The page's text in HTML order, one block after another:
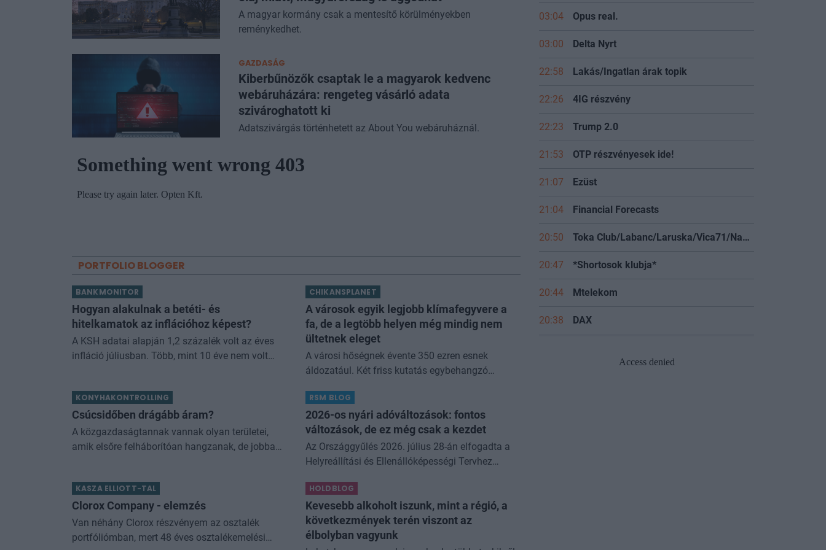
A magyar kormány csak a mentesítő körülményekben
reménykedhet.
GAZDASÁG
Kiberbűnözők csaptak le a magyarok kedvenc
webáruházára: rengeteg vásárló adata
szivároghatott ki
Adatszivárgás történhetett az About You webáruháznál.
PORTFOLIO BLOGGER
BANKMONITOR
Hogyan alakulnak a betéti- és
hitelkamatok az inflációhoz képest?
A KSH adatai alapján 1,2 százalék volt az éves
infláció júliusban. Több, mint 10 éve nem volt
alakul
CHIKANSPLANET
A városok egyik legjobb klímafegyvere a
fa, de a legtöbb helyen még mindig nem
ültetnek eleget
A városi hőségnek évente 350 ezren esnek
áldozatául. Két friss kutatás egybehangzó
hőszigethatás felét is semlegesítheti
KONYHAKONTROLLING
Csúcsidőben drágább áram?
A közgazdaságtannak vannak olyan területei,
amik elsőre felháborítóan hangzanak, de jobban
járnak. Az
RSM BLOG
2026-os nyári adóváltozások: fontos
változások, de ez még csak a kezdet
Az Országgyűlés 2026. július 28-án elfogadta a
Helyreállítási és Ellenállóképességi Tervhez
kormányhatározatokhoz kapcsolódó
adóintézkedésekről, v
KASZA ELLIOTT-TAL
Clorox Company - elemzés
Van néhány Clorox részvényem az osztalék
portfóliómban, mert 48 éves osztalékemelési
HOLDBLOG
Kevesebb alkoholt iszunk, mint a régió, a
következmények terén viszont az
élbolyban vagyunk
03:04 Opus real.
03:00 Delta Nyrt
22:58 Lakás/Ingatlan árak topik
22:26 4IG részvény
22:23 Trump 2.0
21:53 OTP részvényesek ide!
21:07 Ezüst
21:04 Financial Forecasts
20:50 Toka Club/Labanc/Laruska/Vica71/Nacky/Bpali/Oldrider/Josefernando/Mcbull/Kawaszabi
20:47 *Shortosok klubja*
20:44 Mtelekom
20:38 DAX